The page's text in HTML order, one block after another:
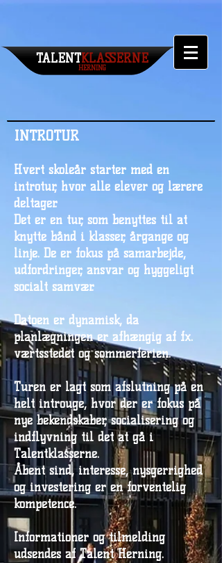
TALENT​KLASSERNE
HERNING
INTROTUR
Hvert skoleår starter med en
introtur, hvor alle elever og lærere
deltager.
Det er en tur, som benyttes til at
knytte bånd i klasser, årgange og
linje. De er fokus på samarbejde,
udfordringer, ansvar og hyggeligt
socialt samvær.
Datoen er dynamisk, da
planlægningen er afhængig af fx.
værtsstedet og sommerferien.
Turen er lagt som afslutning på en
helt introuge, hvor der er fokus på
nye bekendskaber, socialisering og
indflyvning til det at gå i
Talentklasserne.
Åbent sind, interesse, nysgerrighed
og investering er en forventelig
kompetence.
Informationer og tilmelding
udsendes af Talent Herning.